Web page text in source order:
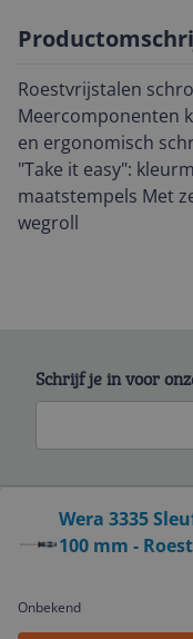
Roestvrijstalen
Meercomponenten
en ergonomisch
"Take it easy":
maatstempels Met
wegroll
Wera 3335
100 mm -
Onbekend
Schrijf je in voor
Service